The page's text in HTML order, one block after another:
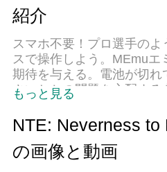
紹介
スマホ不要！プロ選手の
スで操作しよう。MEmuエ
期待を与える。電池が切
さいとかの問題を心配する
新しいMEmuエミュ7はPC
Evernessをプレイするの
ピングシステムにより、ま
もっと見る
NTE: Neverness to
の画像と動画